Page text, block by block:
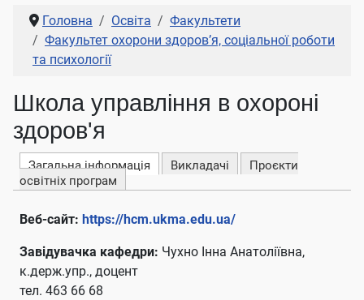
Головна Освіта
Факультети
Факультет охорони здоров’я, соціальної роботи
та психології
Школа управління в охороні
здоров'я
Загальна інформація Викладачі
Проєкти
освітніх програм
Веб-сайт: https://hcm.ukma.edu.ua/
Завідувачка кафедри: Чухно Інна Анатоліївна,
к.держ.упр., доцент
тел. 463 66 68